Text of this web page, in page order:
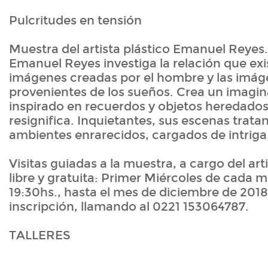
Pulcritudes en tensión
Muestra del artista plástico Emanuel Reyes.
Emanuel Reyes investiga la relación que
imágenes creadas por el hombre y las
provenientes de los sueños. Crea un
inspirado en recuerdos y objetos
resignifica. Inquietantes, sus escenas
ambientes enrarecidos, cargados de
Visitas guiadas a la muestra, a cargo del
libre y gratuita: Primer Miércoles de cada
19:30hs., hasta el mes de diciembre de
inscripción, llamando al 0221 153064787.
TALLERES